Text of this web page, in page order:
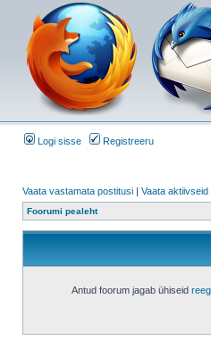
Logi sisse Registreeru
Vaata vastamata postitusi | Vaata aktiivseid
Foorumi pealeht
Antud foorum jagab ühiseid